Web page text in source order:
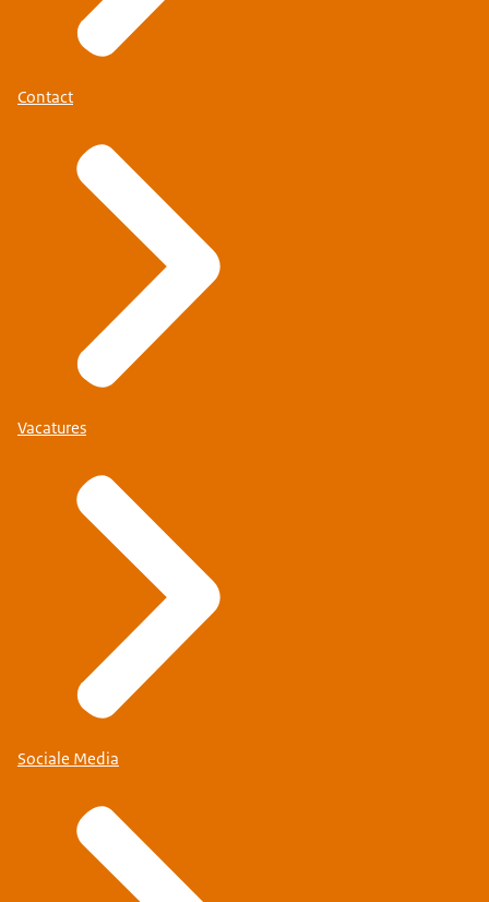
Contact
Vacatures
Sociale Media